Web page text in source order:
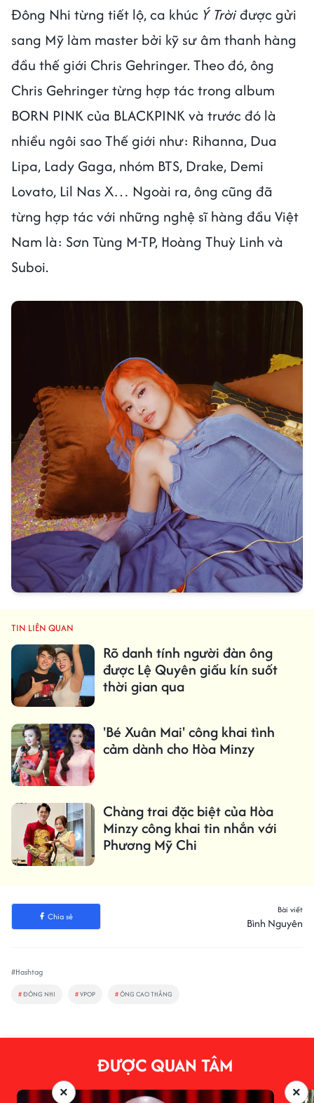
Đông Nhi từng tiết lộ, ca khúc Ý Trờiđược gửi
sang Mỹ làm master bởi kỹ sư âm thanh hàng
đầu thế giới Chris Gehringer. Theo đó, ông
Chris Gehringer từng hợp tác trong album
BORN PINK của BLACKPINK và trước đó là
nhiều ngôi sao Thế giới như: Rihanna, Dua
Lipa, Lady Gaga, nhóm BTS, Drake, Demi
Lovato, Lil Nas X… Ngoài ra, ông cũng đã
từng hợp tác với những nghệ sĩ hàng đầu Việt
Nam là: Sơn Tùng M-TP, Hoàng Thuỳ Linh và
Suboi.
TIN LIÊN QUAN
Rõ danh tính người đàn ông
được Lệ Quyên giấu kín suốt
thời gian qua
'Bé Xuân Mai' công khai tình
cảm dành cho Hòa Minzy
Chàng trai đặc biệt của Hòa
Minzy công khai tin nhắn với
Phương Mỹ Chi
Chia sẻ
Bài viết
Bình Nguyên
#Hashtag
#ĐÔNG NHI #VPOP #ÔNG CAO THẮNG
ĐƯỢC QUAN TÂM
×
×